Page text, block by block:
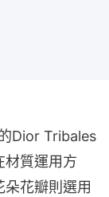
Dior Tribales
材質運用方
花瓣則選用